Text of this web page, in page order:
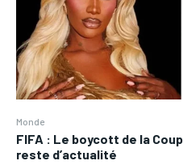
Monde
FIFA : Le boycott de la
reste d’actualité